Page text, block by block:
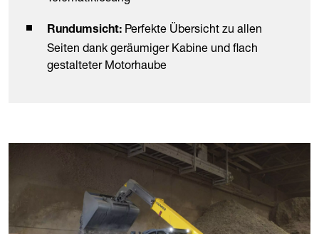
Rundumsicht: Perfekte Übersicht zu allen
Seiten dank geräumiger Kabine und flach
gestalteter Motorhaube